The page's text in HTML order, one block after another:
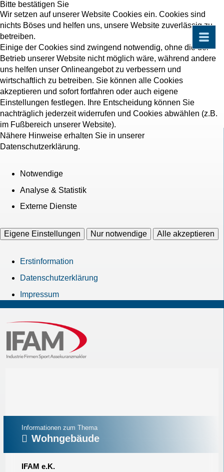
Bitte bestätigen Sie
Wir setzen auf unserer Website Cookies ein. Cookies sind
nichts Böses und helfen uns, unsere Website zuverlässig zu
betreiben.
Einige der Cookies sind zwingend notwendig, ohne die der
Betrieb unserer Website nicht möglich wäre, während andere
uns helfen unser Onlineangebot zu verbessern und
wirtschaftlich zu betreiben. Sie können alle Cookies
akzeptieren und sofort fortfahren oder auch eigene
Einstellungen festlegen. Ihre Entscheidung können Sie
nachträglich jederzeit widerrufen und Cookies abwählen (z.B.
im Fußbereich unserer Website).
Nähere Hinweise erhalten Sie in unserer
Datenschutzerklärung.
Notwendige
Analyse & Statistik
Externe Dienste
Eigene Einstellungen Nur notwendige Alle akzeptieren
Erstinformation
Datenschutzerklärung
Impressum
Informationen zum Thema
Wohngebäude
IFAM e.K.